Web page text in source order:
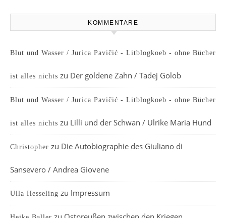
KOMMENTARE
Blut und Wasser / Jurica Pavičić - Litblogkoeb - ohne Bücher
ist alles nichts zu Der goldene Zahn / Tadej Golob
Blut und Wasser / Jurica Pavičić - Litblogkoeb - ohne Bücher
ist alles nichts zu Lilli und der Schwan / Ulrike Maria Hund
Christopher zu Die Autobiographie des Giuliano di
Sansevero / Andrea Giovene
Ulla Hesseling zu Impressum